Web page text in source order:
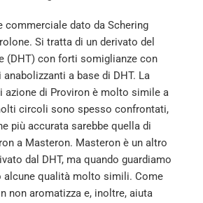
commerciale dato da Schering
Si tratta di un derivato del
(DHT) con forti somiglianze con
a base di DHT. La
azione di Proviron è molto simile a
circoli sono spesso confrontati,
più accurata sarebbe quella di
a Masteron. Masteron è un altro
dal DHT, ma quando guardiamo
alcune qualità molto simili. Come
non aromatizza e, inoltre, aiuta